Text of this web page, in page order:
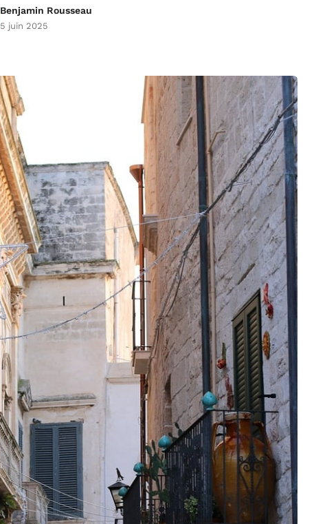
Benjamin Rousseau
5 juin 2025